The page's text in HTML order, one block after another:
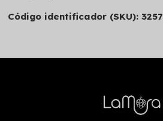
Código identificador (SKU): 3257